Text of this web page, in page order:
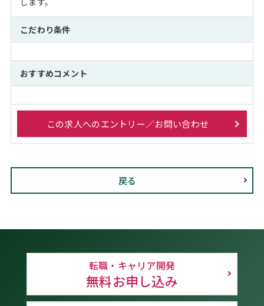
こだわり条件
おすすめコメント
この求人へのエントリー／お問い合わせ
戻る
転職・キャリア開発
無料お申し込み